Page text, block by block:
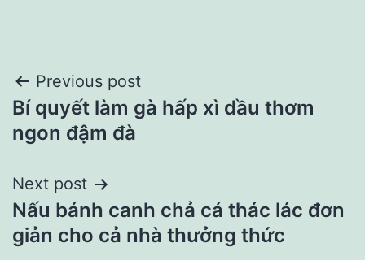
Post
navigation
Previous post
Bí quyết làm gà hấp xì dầu thơm
ngon đậm đà
Next post
Nấu bánh canh chả cá thác lác đơn
giản cho cả nhà thưởng thức